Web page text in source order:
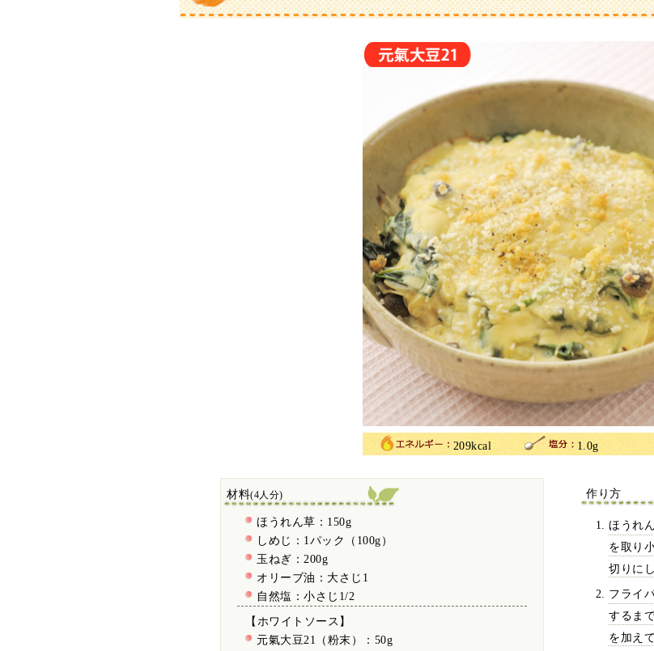
209kcal 1.0g
材料(4人分)
ほうれん草：150g
しめじ：1パック（100g）
玉ねぎ：200g
オリーブ油：大さじ1
自然塩：小さじ1/2
【ホワイトソース】
元氣大豆21（粉末）：50g
作り方
ほうれ
を取り
切りに
フライ
するま
を加え